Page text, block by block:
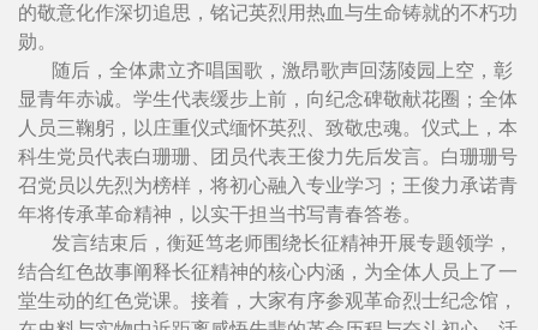
的敬意化作深切追思，铭记英烈用热血与生命铸就的不朽功
勋。
随后，全体肃立齐唱国歌，激昂歌声回荡陵园上空，彰
显青年赤诚。学生代表缓步上前，向纪念碑敬献花圈；全体
人员三鞠躬，以庄重仪式缅怀英烈、致敬忠魂。仪式上，本
科生党员代表白珊珊、团员代表王俊力先后发言。白珊珊号
召党员以先烈为榜样，将初心融入专业学习；王俊力承诺青
年将传承革命精神，以实干担当书写青春答卷。
发言结束后，衡延笃老师围绕长征精神开展专题领学，
结合红色故事阐释长征精神的核心内涵，为全体人员上了一
堂生动的红色党课。接着，大家有序参观革命烈士纪念馆，